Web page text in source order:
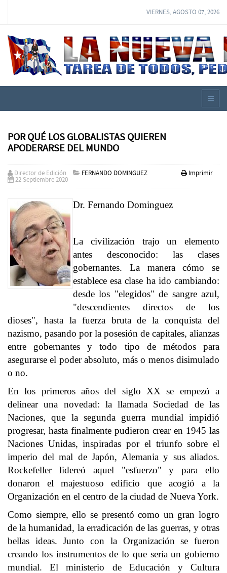
VIERNES, AGOSTO 07, 2026
POR QUÉ LOS GLOBALISTAS QUIEREN
APODERARSE DEL MUNDO
Imprimir
Director de Edición FERNANDO DOMINGUEZ
22 Septiembre 2020
Dr. Fernando Dominguez
La civilización trajo un elemento
antes desconocido: las clases
gobernantes. La manera cómo se
establece esa clase ha ido cambiando:
desde los "elegidos" de sangre azul,
"descendientes directos de los
dioses", hasta la fuerza bruta de la conquista del
nazismo, pasando por la posesión de capitales, alianzas
entre gobernantes y todo tipo de métodos para
asegurarse el poder absoluto, más o menos disimulado
o no.
En los primeros años del siglo XX se empezó a
delinear una novedad: la llamada Sociedad de las
Naciones, que la segunda guerra mundial impidió
progresar, hasta finalmente pudieron crear en 1945 las
Naciones Unidas, inspiradas por el triunfo sobre el
imperio del mal de Japón, Alemania y sus aliados.
Rockefeller lidereó aquel "esfuerzo" y para ello
donaron el majestuoso edificio que acogió a la
Organización en el centro de la ciudad de Nueva York.
Como siempre, ello se presentó como un gran logro
de la humanidad, la erradicación de las guerras, y otras
bellas ideas. Junto con la Organización se fueron
creando los instrumentos de lo que sería un gobierno
mundial. El ministerio de Educación y Cultura